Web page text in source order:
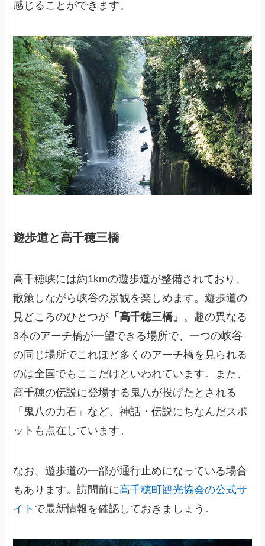
感じることができます。
遊歩道と高千穂三橋
高千穂峡には約1kmの遊歩道が整備されており、
散策しながら峡谷の景観を楽しめます。遊歩道の
見どころのひとつが 「高千穂三橋」 。趣の異なる
3本のアーチ橋が一望できる場所で、一つの峡谷
の同じ場所でこれほど多くのアーチ橋を見られる
のは全国でもここだけといわれています。また、
高千穂の伝説に登場する鬼八が投げたとされる
「鬼八の力石」など、神話・伝説にちなんだスポ
ットも点在しています。
なお、遊歩道の一部が通行止めになっている場合
もあります。訪問前に高千穂町観光協会の公式サ
イト で最新情報を確認しておきましょう。